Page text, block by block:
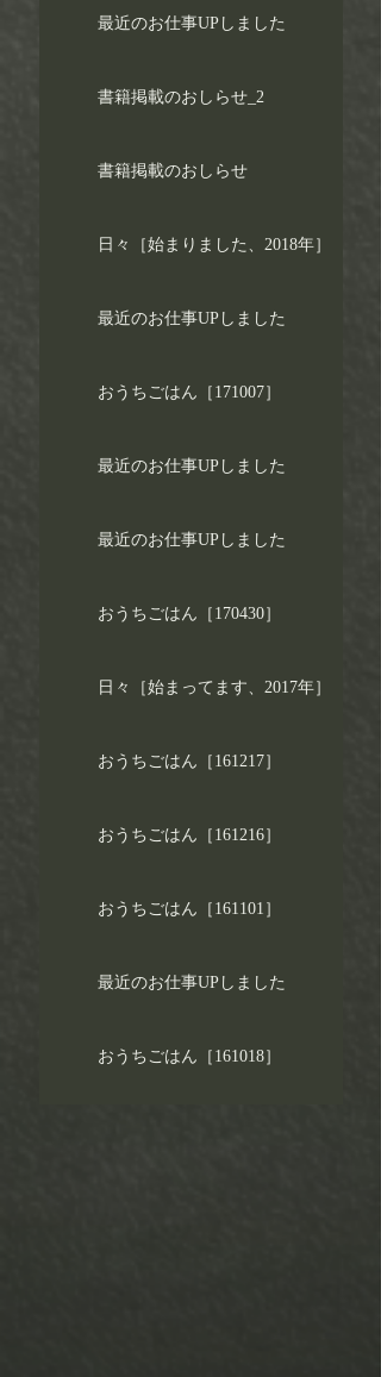
最近のお仕事UPしました
書籍掲載のおしらせ_2
書籍掲載のおしらせ
日々［始まりました、2018年］
最近のお仕事UPしました
おうちごはん［171007］
最近のお仕事UPしました
最近のお仕事UPしました
おうちごはん［170430］
日々［始まってます、2017年］
おうちごはん［161217］
おうちごはん［161216］
おうちごはん［161101］
最近のお仕事UPしました
おうちごはん［161018］